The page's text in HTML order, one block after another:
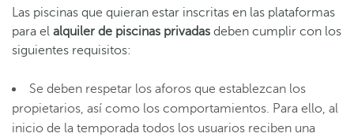
Las piscinas que quieran estar inscritas en las plataformas
para el alquiler de piscinas privadas deben cumplir con los
siguientes requisitos:
Se deben respetar los aforos que establezcan los
propietarios, así como los comportamientos. Para ello, al
inicio de la temporada todos los usuarios reciben una